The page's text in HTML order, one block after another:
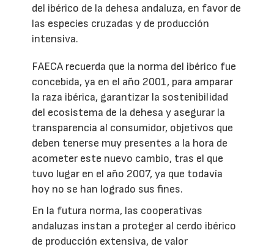
del ibérico de la dehesa andaluza, en favor de
las especies cruzadas y de producción
intensiva.
FAECA recuerda que la norma del ibérico fue
concebida, ya en el año 2001, para amparar
la raza ibérica, garantizar la sostenibilidad
del ecosistema de la dehesa y asegurar la
transparencia al consumidor, objetivos que
deben tenerse muy presentes a la hora de
acometer este nuevo cambio, tras el que
tuvo lugar en el año 2007, ya que todavía
hoy no se han logrado sus fines.
En la futura norma, las cooperativas
andaluzas instan a proteger al cerdo ibérico
de producción extensiva, de valor